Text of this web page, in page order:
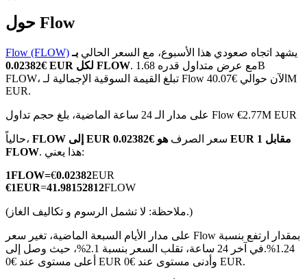
العقود الآجلة لـ COIN-M
TradFi
مشتقات الأسهم والعملات الأجنبية والمعادن الثمينة والسلع
حول Flow
Flow (FLOW) يشهد اتجاه صعودي هذا الأسبوع، مع السعر الحالي بـ
€0.02382 EUR لكل FLOW. مع عرض متداول قدره 1.68B
FLOW، تبلغ القيمة السوقية الإجمالية لـ Flow الآن حوالي €40.07M
EUR.
على مدار الـ 24 ساعة الماضية، بلغ حجم تداول Flow €2.77M EUR
حالياً، FLOW إلى EUR سعر الصرف
هو €0.02382 EUR مقابل 1
FLOW
. هذا يعني:
1FLOW=€0.02382EUR
€1EUR=41.98152812FLOW
(ملاحظة: لا تشمل الرسوم و تكاليف الغاز.)
على مدار الأيام السبعة الماضية، تغير سعر Flow بمقدار ارتفع بنسبة
1.24%.
في آخر 24 ساعة، تقلب السعر بنسبة 2.1%، حيث وصل إلى
أعلى مستوى عند €0 EUR وأدنى مستوى عند €0 EUR.